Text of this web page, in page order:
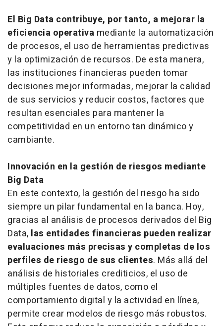
El Big Data contribuye, por tanto, a mejorar la
eficiencia operativa mediante la automatización
de procesos, el uso de herramientas predictivas
y la optimización de recursos. De esta manera,
las instituciones financieras pueden tomar
decisiones mejor informadas, mejorar la calidad
de sus servicios y reducir costos, factores que
resultan esenciales para mantener la
competitividad en un entorno tan dinámico y
cambiante.
Innovación en la gestión de riesgos mediante
Big Data
En este contexto, la gestión del riesgo ha sido
siempre un pilar fundamental en la banca. Hoy,
gracias al análisis de procesos derivados del Big
Data, las entidades financieras pueden realizar
evaluaciones más precisas y completas de los
perfiles de riesgo de sus clientes. Más allá del
análisis de historiales crediticios, el uso de
múltiples fuentes de datos, como el
comportamiento digital y la actividad en línea,
permite crear modelos de riesgo más robustos.